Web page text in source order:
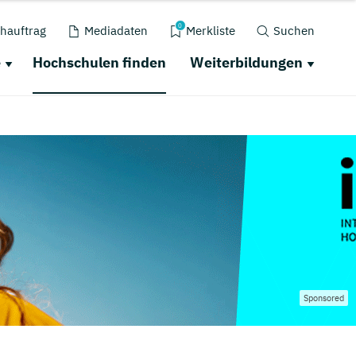
Mediadaten 0 Merkliste Suchen
Hochschulen finden Weiterbildungen
Sponsored